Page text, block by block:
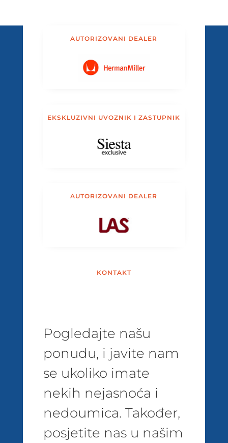
AUTORIZOVANI DEALER
EKSKLUZIVNI UVOZNIK I ZASTUPNIK
AUTORIZOVANI DEALER
KONTAKT
Pogledajte našu
ponudu, i javite nam
se ukoliko imate
nekih nejasnoća i
nedoumica. Također,
posjetite nas u našim